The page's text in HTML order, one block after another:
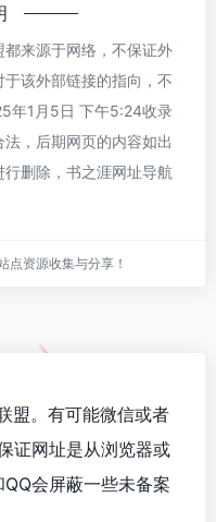
来源于网络，不保证外
该外部链接的指向，不
年1月5日 下午5:24收录
，后期网页的内容如出
删除，书之涯网址导航
点资源收集与分享！
盟。有可能微信或者
证网址是从浏览器或
会屏蔽一些未备案